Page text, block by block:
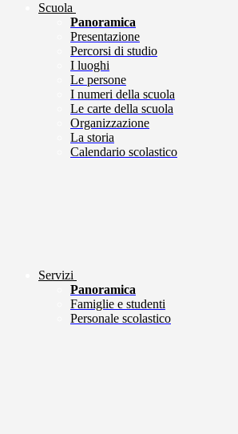
Scuola
Panoramica
Presentazione
Percorsi di studio
I luoghi
Le persone
I numeri della scuola
Le carte della scuola
Organizzazione
La storia
Calendario scolastico
Servizi
Panoramica
Famiglie e studenti
Personale scolastico